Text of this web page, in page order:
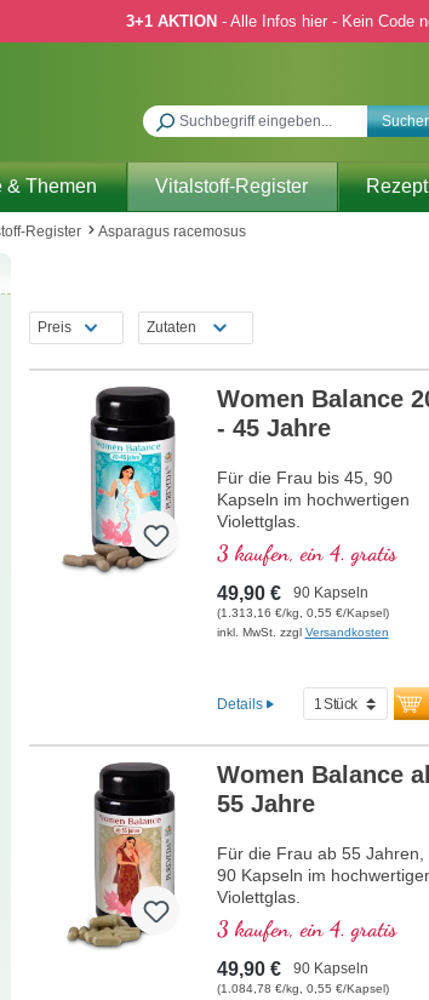
3+1 AKTION - Alle Infos hier - Kein Code
& Themen Vitalstoff-Register
Register Asparagus racemosus
Preis Zutaten
Women Balance
- 45 Jahre
Für die Frau bis 45, 90
Kapseln im hochwertigen
Violettglas.
3 kaufen, ein 4. gratis
49,90 € 90 Kapseln
(1.313,16 €/kg, 0,55 €/Kapsel)
inkl. MwSt. zzgl Versandkosten
Details
Women Balance
55 Jahre
Für die Frau ab 55 Jahren,
90 Kapseln im
Violettglas.
3 kaufen, ein 4. gratis
49,90 € 90 Kapseln
(1.084,78 €/kg, 0,55 €/Kapsel)